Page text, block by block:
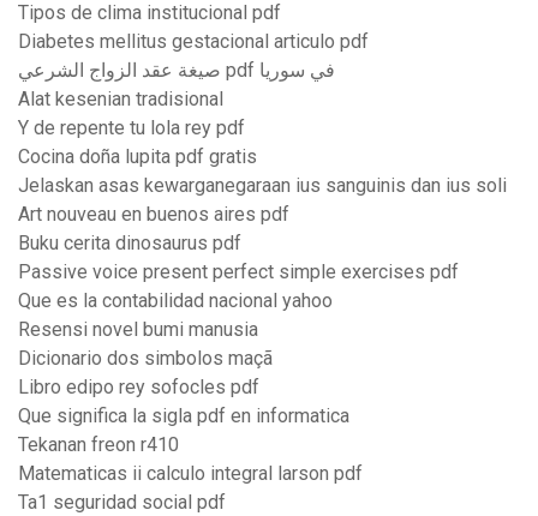
Tipos de clima institucional pdf
Diabetes mellitus gestacional articulo pdf
صيغة عقد الزواج الشرعي pdf في سوريا
Alat kesenian tradisional
Y de repente tu lola rey pdf
Cocina doña lupita pdf gratis
Jelaskan asas kewarganegaraan ius sanguinis dan ius soli
Art nouveau en buenos aires pdf
Buku cerita dinosaurus pdf
Passive voice present perfect simple exercises pdf
Que es la contabilidad nacional yahoo
Resensi novel bumi manusia
Dicionario dos simbolos maçã
Libro edipo rey sofocles pdf
Que significa la sigla pdf en informatica
Tekanan freon r410
Matematicas ii calculo integral larson pdf
Ta1 seguridad social pdf